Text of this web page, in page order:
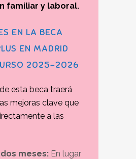
familiar y laboral.
EN LA BECA
EN MADRID
2025-2026
esta beca traerá
mejoras clave que
a las
meses: En lugar